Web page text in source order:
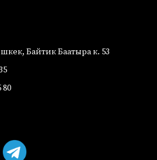
Байтик Баатыра к. 53
80